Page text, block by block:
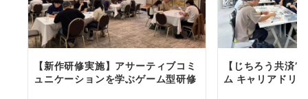
【新作研修実施】アサーティブコミ
ュニケーションを学ぶゲーム型研修
【じちろう共済”
ム キャリアドリ